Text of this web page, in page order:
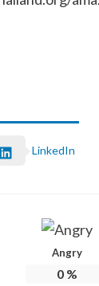
LinkedIn
Angry
0 %